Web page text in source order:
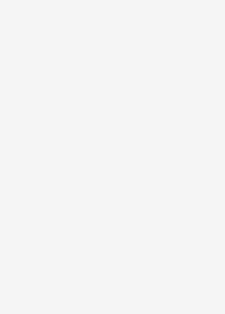
받으실 수 있습니다.
을 위험한 감염병으로부
19) 백신의 연